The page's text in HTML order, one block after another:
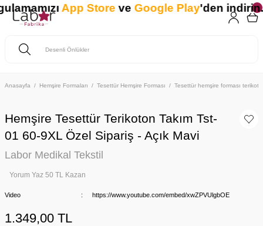
Anasayfa Hemşire Formaları Tesettür Hemşire Forması Tesettür hemşire forması
Hemşire Tesettür Terikoton Takım Tst-
01 60-9XL Özel Sipariş - Açık Mavi
Labor Medikal Tekstil
Yorum Yaz 50 TL Kazan
Video https://www.youtube.com/embed/xwZPVUlgbOE
1.349,00 TL
App StoreveGoogle Play'den indirin.